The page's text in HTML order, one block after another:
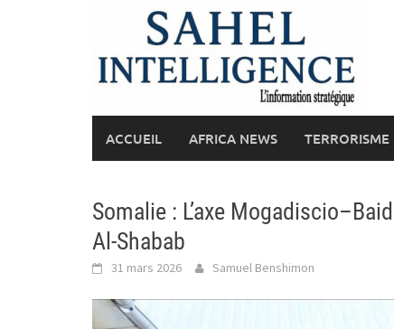
ACCUEIL AFRICA NEWS TERRORISME
Somalie : L’axe
Al-Shabab
31 mars 2026 Samuel Benshimon